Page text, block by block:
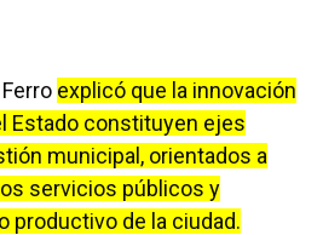
explicó que la innovación
Estado constituyen ejes
municipal, orientados a
servicios públicos y
productivo de la ciudad.